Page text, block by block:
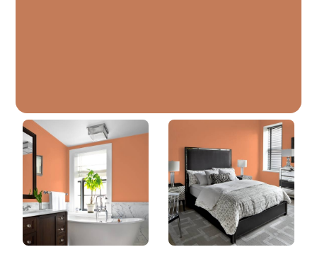
Argile Brune
DLX1199-6